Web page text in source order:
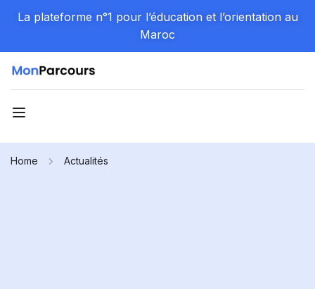
La plateforme n°1 pour l’éducation et l’orientation au
Maroc
Home Actualités